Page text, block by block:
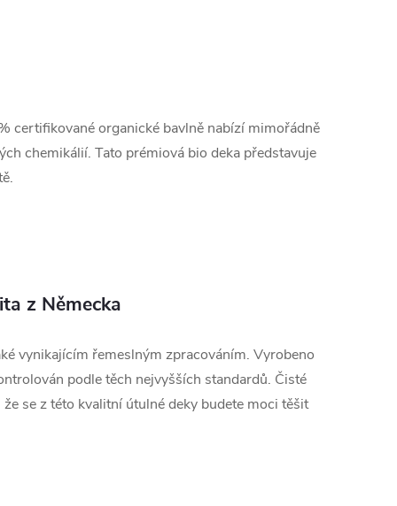
certifikované organické bavlně nabízí mimořádně
chemikálií. Tato prémiová bio deka představuje
z Německa
vynikajícím řemeslným zpracováním. Vyrobeno
podle těch nejvyšších standardů. Čisté
se z této kvalitní útulné deky budete moci těšit